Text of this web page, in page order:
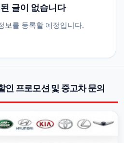
글이 없습니다
보를 등록할 예정입니다.
인 프로모션 및 중고차 문의